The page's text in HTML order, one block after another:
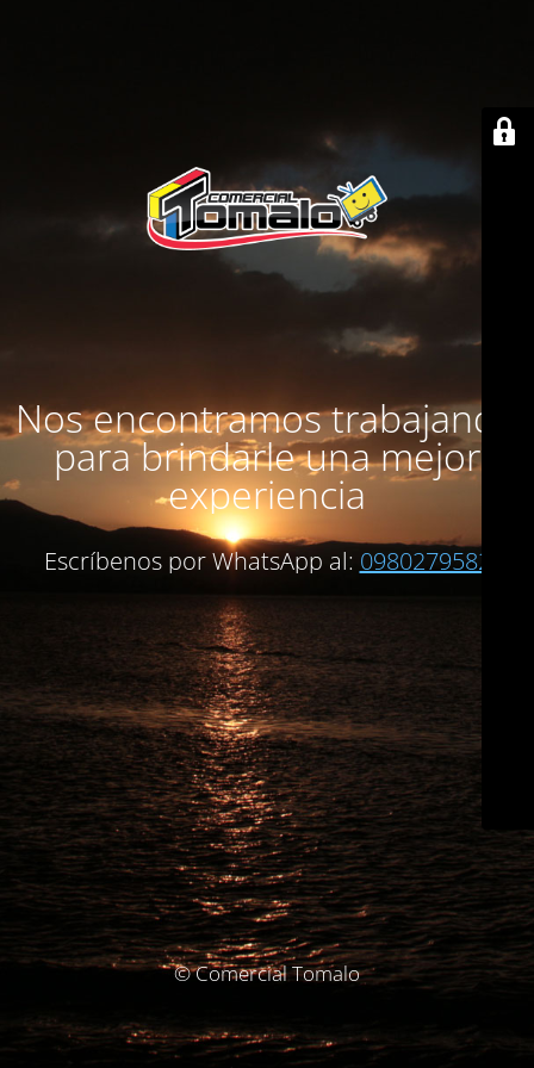
Nos encontramos trabajando
para brindarle una mejor
experiencia
Escríbenos por WhatsApp al: 0980279582
© Comercial Tomalo